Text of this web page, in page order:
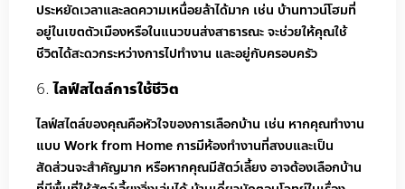
ประหยัดเวลาและลดความเหนื่อยล้าได้มาก เช่น บ้านทาวน์โฮมที่
อยู่ในเขตตัวเมืองหรือในแนวขนส่งสาธารณะ จะช่วยให้คุณใช้
ชีวิตได้สะดวกระหว่างการไปทำงาน และอยู่กับครอบครัว
ไลฟ์สไตล์การใช้ชีวิต
ไลฟ์สไตล์ของคุณคือหัวใจของการเลือกบ้าน เช่น หากคุณทำงาน
แบบ Work from Home การมีห้องทำงานที่สงบและเป็น
สัดส่วนจะสำคัญมาก หรือหากคุณมีสัตว์เลี้ยง อาจต้องเลือกบ้าน